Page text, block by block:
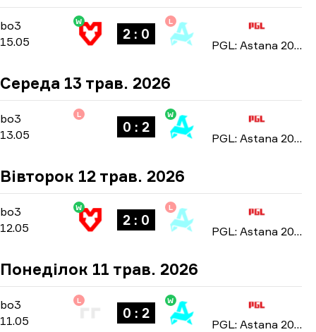
bo3 -bo3
15.05
W
2 : 0
L
PGL: Astana 2026
Середа 13 трав. 2026
bo3 Group Stage
bo3
13.05
L
0 : 2
W
PGL: Astana 2026
Вівторок 12 трав. 2026
bo3 Group Stage-bo3
12.05
W
2 : 0
L
PGL: Astana 2026
Понеділок 11 трав. 2026
bo3 Group Stage
bo3
11.05
L
0 : 2
W
PGL: Astana 2026